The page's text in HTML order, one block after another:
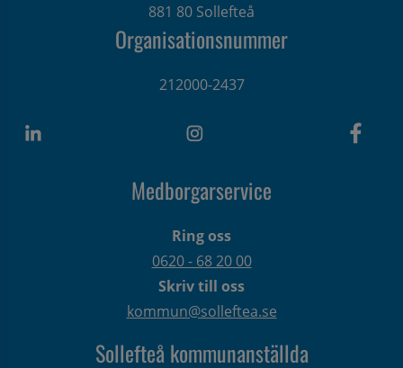
881 80 Sollefteå
Organisationsnummer
212000-2437
Medborgarservice
Ring oss
0620 - 68 20 00
Skriv till oss
kommun@solleftea.se
Sollefteå kommunanställda